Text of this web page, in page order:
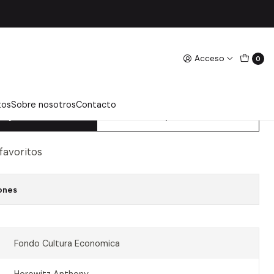
Acceso 0
Sobre nosotrosContacto
- HOROWITZ
Fondo Cultura Economica